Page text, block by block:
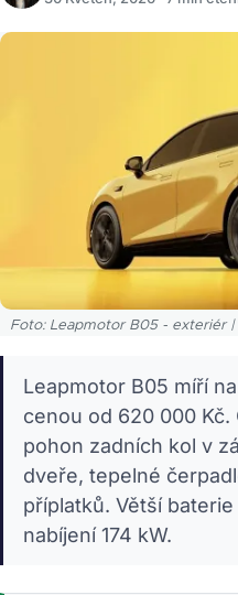
Foto: Leapmotor B05 - exteriér |
Leapmotor B05 míří
cenou od 620 000
pohon zadních kol v
dveře, tepelné
příplatků. Větší
nabíjení 174 kW.